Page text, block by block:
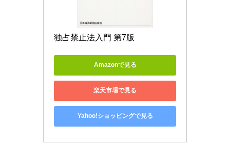
独占禁止法入門 第7版
Amazonで見る
楽天市場で見る
Yahoo!ショッピングで見る